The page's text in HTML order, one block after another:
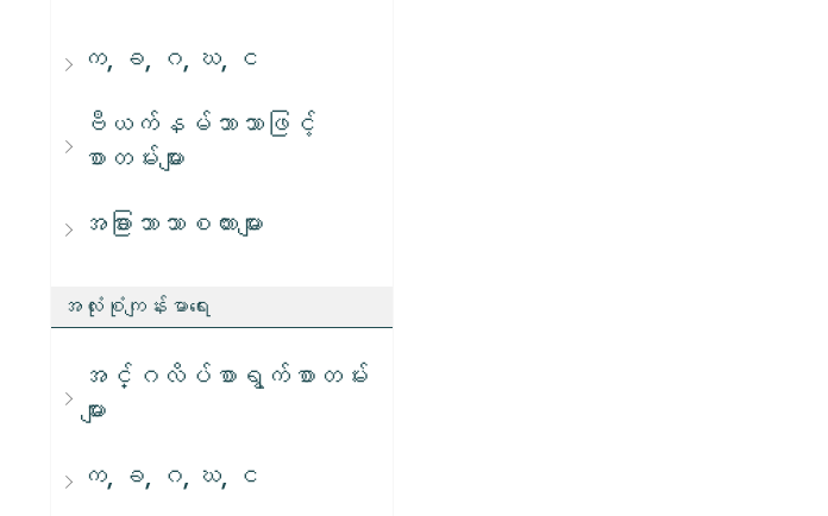
က, ခ, ဂ, ဃ, င
ဗီယက်နမ်ဘာသာဖြင့်
စာတမ်းများ
အခြားဘာသာစကားများ
အလုံးစုံကျန်းမာရေး
အင်္ဂလိပ်စာရွက်စာတမ်း
များ
က, ခ, ဂ, ဃ, င